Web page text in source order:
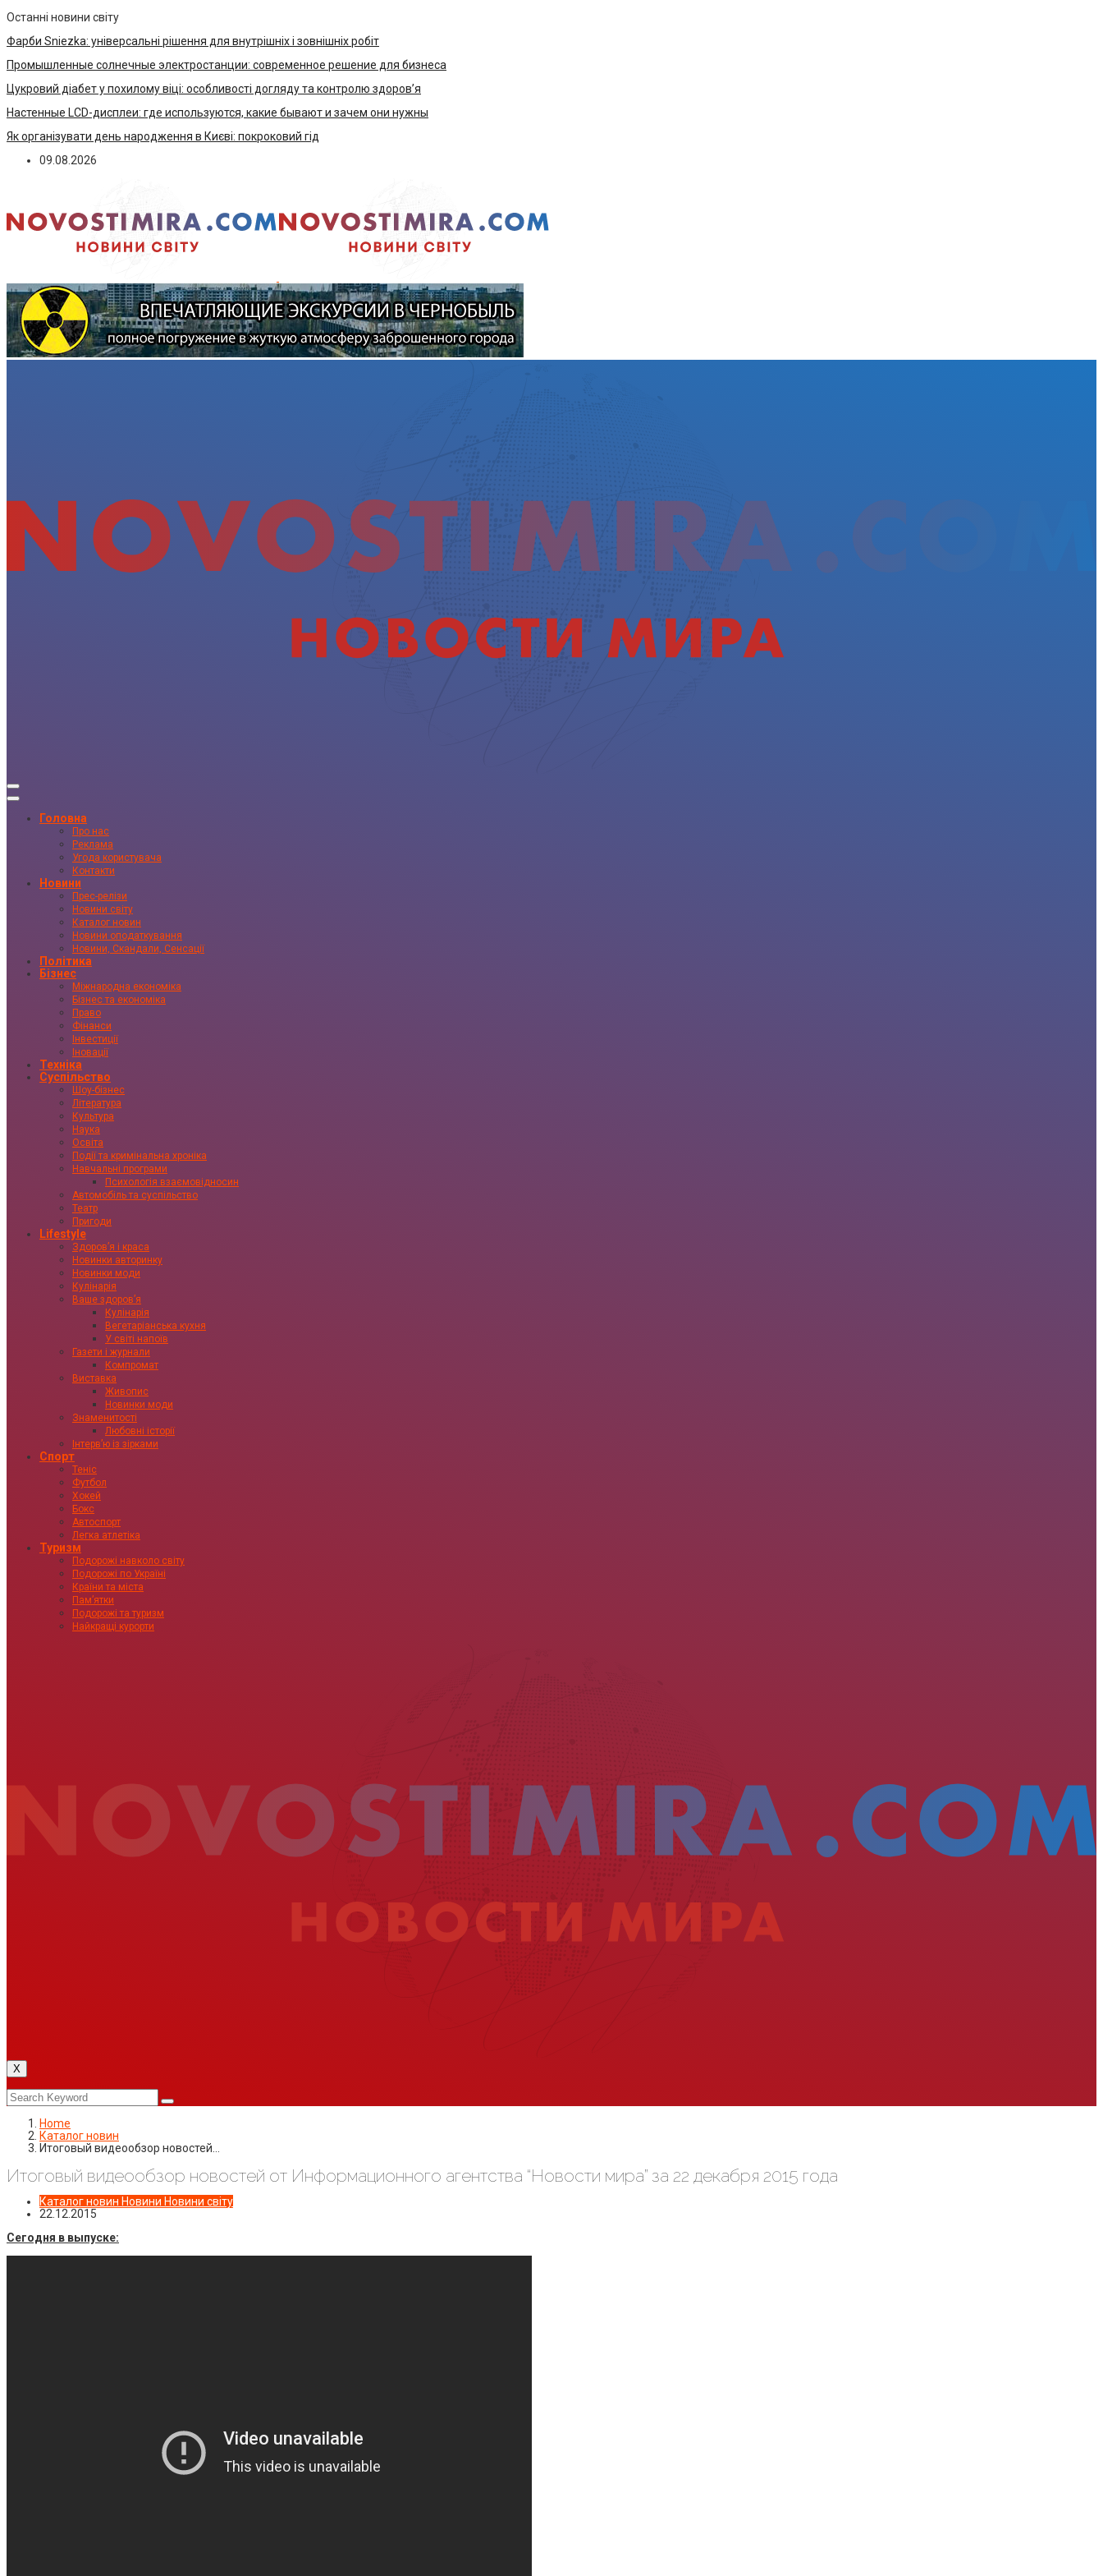
Останні новини світу
Фарби Sniezka: універсальні рішення для внутрішніх і зовнішніх робіт
Промышленные солнечные электростанции: современное решение для бизнеса
Цукровий діабет у похилому віці: особливості догляду та контролю здоров’я
Настенные LCD-дисплеи: где используются, какие бывают и зачем они нужны
Як організувати день народження в Києві: покроковий гід
09.08.2026
Головна
Про нас
Реклама
Угода користувача
Контакти
Новини
Прес-релізи
Новини світу
Каталог новин
Новини оподаткування
Новини, Скандали, Сенсації
Політика
Бізнес
Міжнародна економіка
Бізнес та економіка
Право
Фінанси
Інвестиції
Іновації
Техніка
Суспільство
Шоу-бізнес
Література
Культура
Наука
Освіта
Події та кримінальна хроніка
Навчальні програми
Психологія взаємовідносин
Автомобіль та суспільство
Театр
Пригоди
Lifestyle
Здоровʼя і краса
Новинки авторинку
Новинки моди
Кулінарія
Ваше здоровʼя
Кулінарія
Вегетаріанська кухня
У світі напоїв
Газети і журнали
Компромат
Виставка
Живопис
Новинки моди
Знаменитості
Любовні історії
Інтервʼю із зірками
Спорт
Теніс
Футбол
Хокей
Бокс
Автоспорт
Легка атлетіка
Туризм
Подорожі навколо світу
Подорожі по Україні
Країни та міста
Пам’ятки
Подорожі та туризм
Найкращі курорти
X
Home
Каталог новин
Итоговый видеообзор новостей…
Итоговый видеообзор новостей от Информационного агентства “Новости мира” за 22 декабря 2015 года
Каталог новин Новини Новини світу
22.12.2015
Сегодня в выпуске: